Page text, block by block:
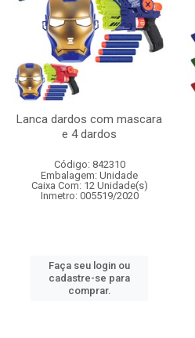
Lanca dardos com mascara
e 4 dardos
Código: 842310
Embalagem: Unidade
Caixa Com: 12 Unidade(s)
Inmetro: 005519/2020
Faça seu login ou
cadastre-se para
comprar.